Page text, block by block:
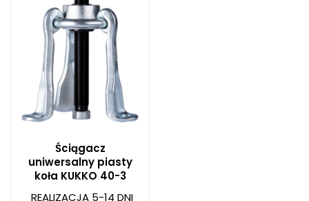
Ściągacz
uniwersalny piasty
koła KUKKO 40-3
REALIZACJA 5-14 DNI